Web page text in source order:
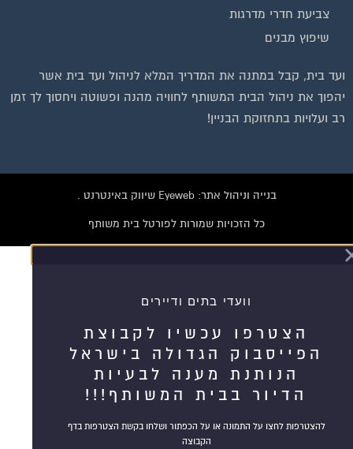
צביעת חדרי מדרגות
שיפוץ מבנים
ועד בית, קבל במתנה את המדריך המלא לניהול ועד בית אשר
יהפוך את ניהול הבית המשותף לחוויה מהנה ופשוטה ויחסוך לך זמן
רב ועלויות בתחזוקת הבניין!
בנייה וניהול אתר: Eyeweb שיווק באינטרנט .
כל הזכויות שמורות לפורטל בית משותף
וועדי בתים ודיירים
הצטרפו עכשיו לקבוצת
הפייסבוק הגדולה בישראל
הנותנת מענה לבעיות
הדיור בבית המשותף!!!
להצטרפות לחצו על התמונה או על הכפתור ושלחו בקשת הצטרפות בדף
הקבוצה